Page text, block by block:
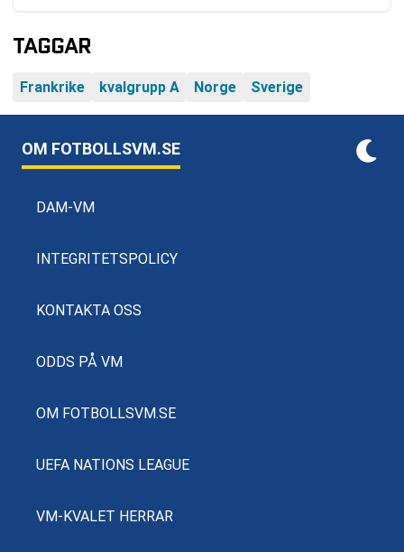
TAGGAR
Frankrike kvalgrupp A Norge Sverige
OM FOTBOLLSVM.SE
DAM-VM
INTEGRITETSPOLICY
KONTAKTA OSS
ODDS PÅ VM
OM FOTBOLLSVM.SE
UEFA NATIONS LEAGUE
VM-KVALET HERRAR